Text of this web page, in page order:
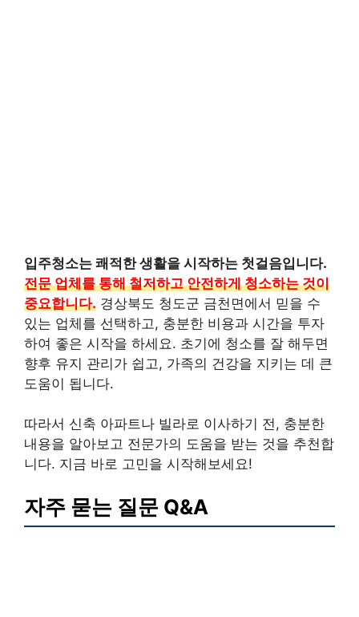
입주청소는 쾌적한 생활을 시작하는 첫걸음입니다.
전문 업체를 통해 철저하고 안전하게 청소하는 것이
중요합니다. 경상북도 청도군 금천면에서 믿을 수
있는 업체를 선택하고, 충분한 비용과 시간을 투자
하여 좋은 시작을 하세요. 초기에 청소를 잘 해두면
향후 유지 관리가 쉽고, 가족의 건강을 지키는 데 큰
도움이 됩니다.
따라서 신축 아파트나 빌라로 이사하기 전, 충분한
내용을 알아보고 전문가의 도움을 받는 것을 추천합
니다. 지금 바로 고민을 시작해보세요!
자주 묻는 질문 Q&A